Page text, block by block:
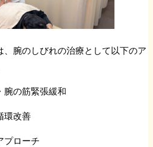
、腕のしびれの治療として以下のア
腕の筋緊張緩和
環改善
プローチ